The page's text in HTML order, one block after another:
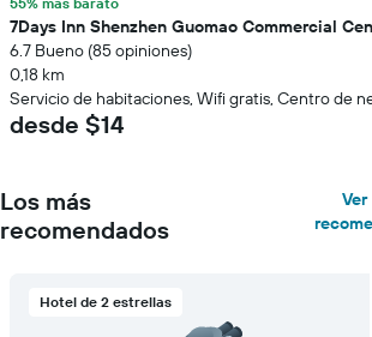
7Days Inn Shenzhen Guomao Commercial
6.7 Bueno (85 opiniones)
0,18 km
Servicio de habitaciones, Wifi gratis, Centro de
desde $14
Los más
recomendados
Hotel de 2 estrellas